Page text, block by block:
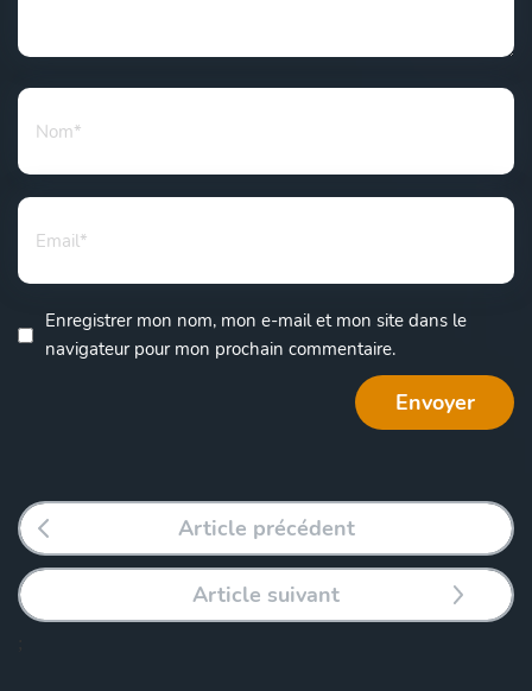
Enregistrer mon nom, mon e-mail et mon site dans le
navigateur pour mon prochain commentaire.
Article précédent
Article suivant